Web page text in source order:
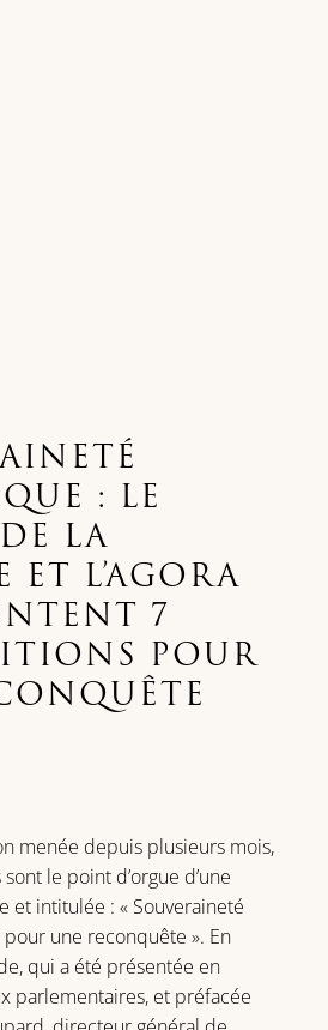
: LE
LA
L’AGORA
7
POUR
menée depuis plusieurs mois,
le point d’orgue d’une
et intitulée : « Souveraineté
une reconquête ». En
qui a été présentée en
parlementaires, et préfacée